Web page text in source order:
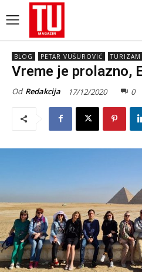
BLOG PETAR VUŠUROVIĆ TURIZAM
Vreme je prolazno,
Od Redakcija 17/12/2020 0